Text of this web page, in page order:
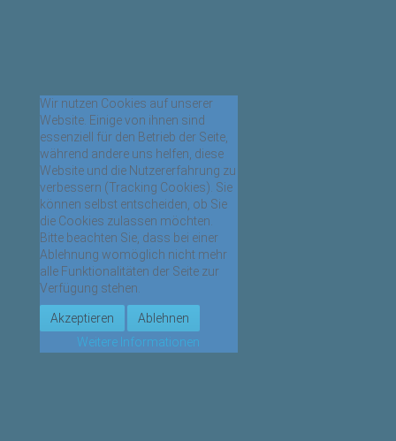
Wir nutzen Cookies auf unserer
Website. Einige von ihnen sind
essenziell für den Betrieb der Seite,
während andere uns helfen, diese
Website und die Nutzererfahrung zu
verbessern (Tracking Cookies). Sie
können selbst entscheiden, ob Sie
die Cookies zulassen möchten.
Bitte beachten Sie, dass bei einer
Ablehnung womöglich nicht mehr
alle Funktionalitäten der Seite zur
Verfügung stehen.
Akzeptieren
Ablehnen
Weitere Informationen